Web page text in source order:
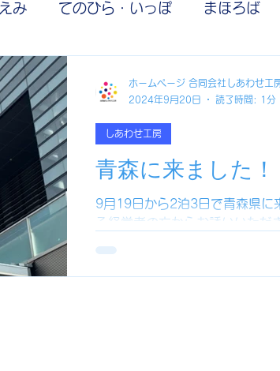
み てのひら・いっぽ まほろば
しあわせ工房
てのひら・いっぽ
ほろば 新規投稿 まほろば 新
規投稿
青森に来ました！
9月19日から2泊3日で青森県に
る経営者の方からお誘いいた
多くその奈良の文化を伝えてい
しあわせ工房
ホームページ 合同会社しあわせ工
2024年9月20日
読了時間: 1分